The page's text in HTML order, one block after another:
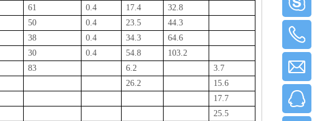
61 0.4 17.4
32.8
50 0.4 23.5
44.3
38 0.4 34.3
64.6
30 0.4 54.8
103.2
83 6.2
3.7
26.2
15.6
17.7
25.5